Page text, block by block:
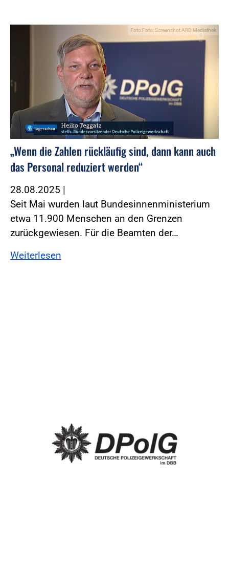
Foto:Foto: Screenshot ARD Mediathek
„Wenn die Zahlen rückläufig sind, dann kann auch
das Personal reduziert werden“
28.08.2025 |
Seit Mai wurden laut Bundesinnenministerium
etwa 11.900 Menschen an den Grenzen
zurückgewiesen. Für die Beamten der…
Weiterlesen